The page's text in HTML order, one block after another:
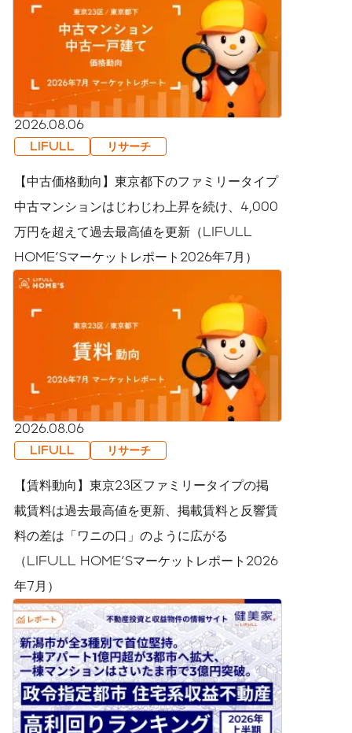
2026.08.06
LIFULL リサーチ
【中古価格動向】東京都下のファミリータイプ
中古マンションはじわじわ上昇を続け、4,000
万円を超えて過去最高値を更新（LIFULL
HOME'Sマーケットレポート2026年7月）
2026.08.06
LIFULL リサーチ
【賃料動向】東京23区ファミリータイプの掲
載賃料は過去最高値を更新、掲載賃料と反響賃
料の差は「ワニの口」のように広がる
（LIFULL HOME'Sマーケットレポート2026
年7月）